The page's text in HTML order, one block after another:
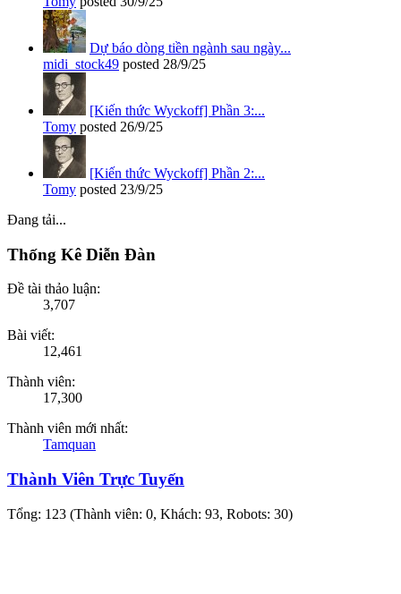
Dự báo dòng tiền ngành sau ngày...
midi_stock49 posted 28/9/25
[Kiến thức Wyckoff] Phần 3:...
Tomy posted 26/9/25
[Kiến thức Wyckoff] Phần 2:...
Tomy posted 23/9/25
Đang tải...
Thống Kê Diễn Đàn
Đề tài thảo luận:
3,707
Bài viết:
12,461
Thành viên:
17,300
Thành viên mới nhất:
Tamquan
Thành Viên Trực Tuyến
Tổng: 123 (Thành viên: 0, Khách: 93, Robots: 30)